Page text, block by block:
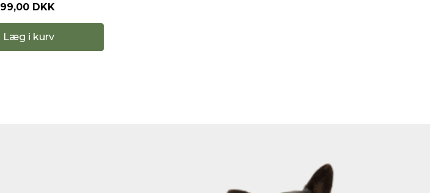
99,00 DKK
Læg i kurv